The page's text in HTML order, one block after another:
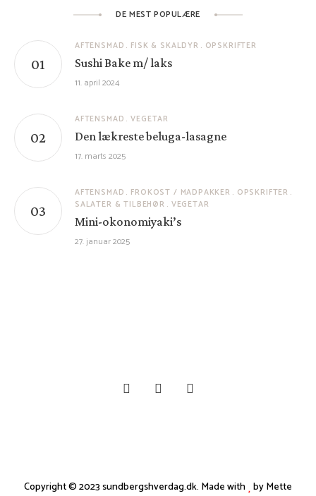
DE MEST POPULÆRE
AFTENSMAD FISK & SKALDYR OPSKRIFTER
Sushi Bake m/ laks
11. april 2024
AFTENSMAD VEGETAR
Den lækreste beluga-lasagne
17. marts 2025
AFTENSMAD FROKOST / MADPAKKER
OPSKRIFTER
SALATER & TILBEHØR
VEGETAR
Mini-okonomiyaki’s
27. januar 2025
Copyright © 2023 sundbergshverdag.dk. Made with by Mette